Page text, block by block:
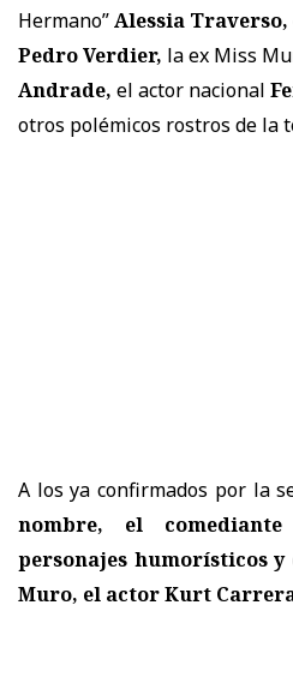
Hermano”Alessia Traverso,
Pedro Verdier, la ex Miss
Andrade, el actor nacional
otros polémicos rostros de la
A los ya confirmados por la
nombre, el
personajes humorísticos
Muro, el actor Kurt